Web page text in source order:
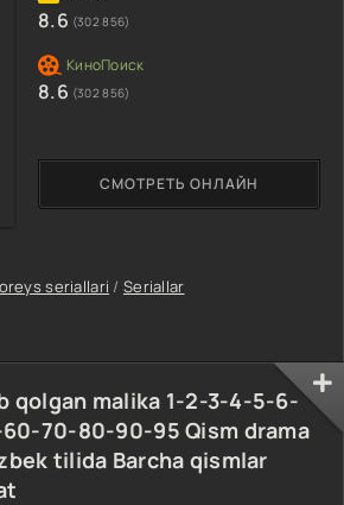
seriallari / Seriallar
СМОТРЕТЬ ОНЛАЙН
8.6 (302 856)
8.6 (302 856)
qolgan malika 1-2-3-4-5-6-
70-80-90-95 Qism drama
tilida Barcha qismlar